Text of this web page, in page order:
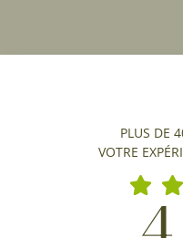
PLUS DE
VOTRE